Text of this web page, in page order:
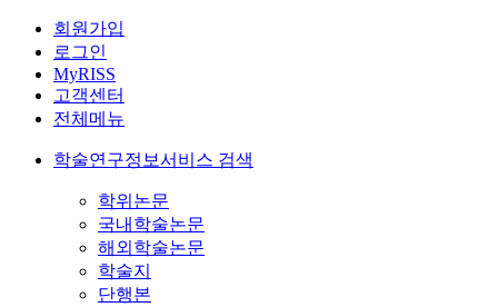
회원가입
로그인
MyRISS
고객센터
전체메뉴
학술연구정보서비스 검색
학위논문
국내학술논문
해외학술논문
학술지
단행본